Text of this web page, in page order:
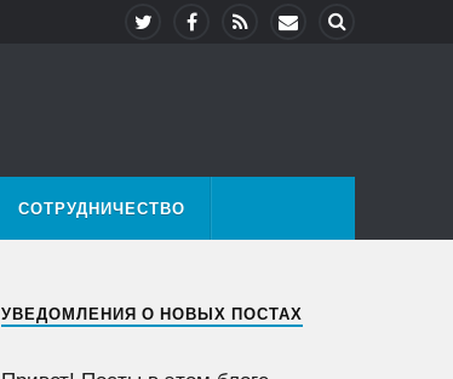
СОТРУДНИЧЕСТВО
УВЕДОМЛЕНИЯ О НОВЫХ ПОСТАХ